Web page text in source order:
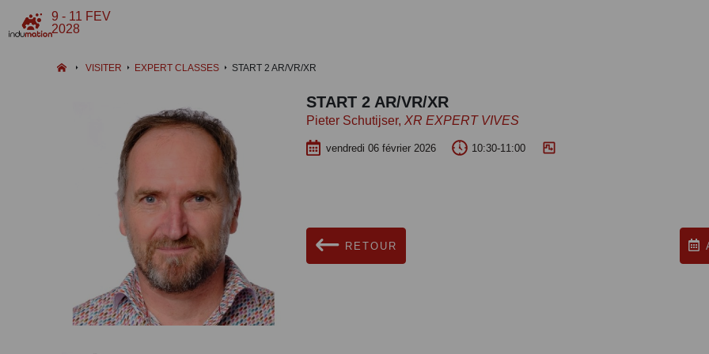
9 - 11 FEV
2028
VISITER EXPERT CLASSES START 2 AR/VR/XR
START 2 AR/VR/XR
Pieter Schutijser, XR EXPERT VIVES
vendredi 06 février 2026 10:30-11:00
RETOUR